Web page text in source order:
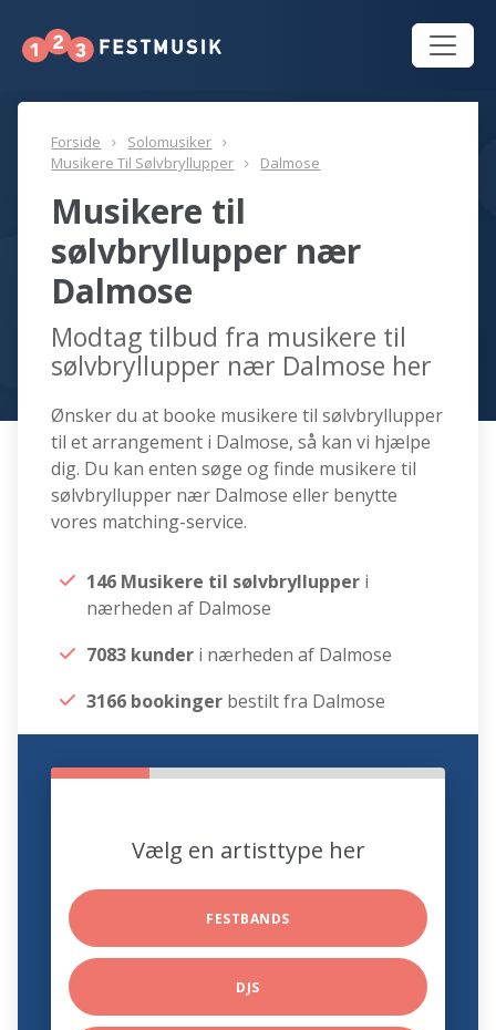
Forside
Solomusiker
Musikere Til Sølvbryllupper
Dalmose
Musikere til
sølvbryllupper nær
Dalmose
Modtag tilbud fra musikere til
sølvbryllupper nær Dalmose her
Ønsker du at booke musikere til sølvbryllupper
til et arrangement i Dalmose, så kan vi hjælpe
dig. Du kan enten søge og finde musikere til
sølvbryllupper nær Dalmose eller benytte
vores matching-service.
146 Musikere til sølvbryllupper i
nærheden af Dalmose
7083 kunder i nærheden af Dalmose
3166 bookinger bestilt fra Dalmose
Vælg en artisttype her
FESTBANDS
DJS